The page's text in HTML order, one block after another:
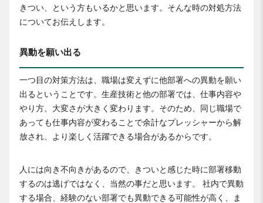
きつい、という方もいるかと思います。そんな時の対処方法
についてお伝えします。
異動を願い出る
一つ目の対策方法は、職場は変えずに他部署への異動を願い
出るということです。生産技術と他の部署では、仕事内容や
やり方、大変さが大きく変わります。そのため、同じ職場で
あっても仕事内容が変わることで余計なプレッシャーから解
放され、より楽しく活躍できる場合があるからです。
人には向き不向きがあるので、きついと感じた時に部署移動
するのは逃げではなく、当然の事だと思います。 社内で異動
する場合、経験のない部署でも異動できる可能性が高く、ま